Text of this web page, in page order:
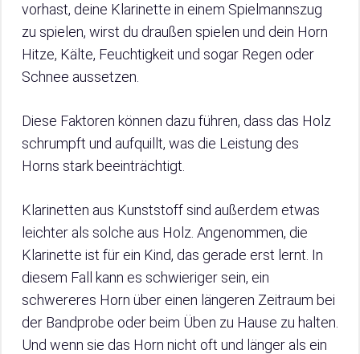
vorhast, deine Klarinette in einem Spielmannszug
zu spielen, wirst du draußen spielen und dein Horn
Hitze, Kälte, Feuchtigkeit und sogar Regen oder
Schnee aussetzen.
Diese Faktoren können dazu führen, dass das Holz
schrumpft und aufquillt, was die Leistung des
Horns stark beeinträchtigt.
Klarinetten aus Kunststoff sind außerdem etwas
leichter als solche aus Holz. Angenommen, die
Klarinette ist für ein Kind, das gerade erst lernt. In
diesem Fall kann es schwieriger sein, ein
schwereres Horn über einen längeren Zeitraum bei
der Bandprobe oder beim Üben zu Hause zu halten.
Und wenn sie das Horn nicht oft und länger als ein